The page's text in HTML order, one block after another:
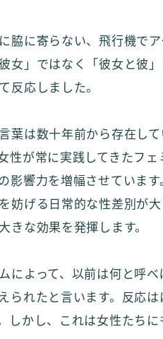
脇に寄らない、飛行機で
女」ではなく「彼女と彼
反応しました。
葉は数十年前から存在し
性が常に実践してきたフ
影響力を増幅させていま
妨げる日常的な性差別が大
きな効果を発揮します。
によって、以前は何と呼
られたと言います。反応
しかし、これは女性たち